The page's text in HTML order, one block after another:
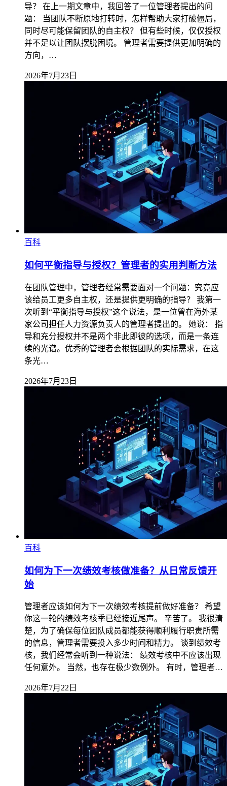
导？ 在上一期文章中，我回答了一位管理者提出的问
题： 当团队不断原地打转时，怎样帮助大家打破僵局，
同时尽可能保留团队的自主权？ 但有些时候，仅仅授权
并不足以让团队摆脱困境。 管理者需要提供更加明确的
方向，…
2026年7月23日
百科
如何平衡指导与授权？管理者的实用判断方法
在团队管理中，管理者经常需要面对一个问题：究竟应
该给员工更多自主权，还是提供更明确的指导？ 我第一
次听到“平衡指导与授权”这个说法，是一位曾在海外某
家公司担任人力资源负责人的管理者提出的。 她说： 指
导和充分授权并不是两个非此即彼的选项，而是一条连
续的光谱。优秀的管理者会根据团队的实际需求，在这
条光…
2026年7月23日
百科
如何为下一次绩效考核做准备？从日常反馈开
始
管理者应该如何为下一次绩效考核提前做好准备？ 希望
你这一轮的绩效考核季已经接近尾声。 辛苦了。 我很清
楚，为了确保每位团队成员都能获得顺利履行职责所需
的信息，管理者需要投入多少时间和精力。 谈到绩效考
核，我们经常会听到一种说法： 绩效考核中不应该出现
任何意外。 当然，也存在极少数例外。 有时，管理者…
2026年7月22日